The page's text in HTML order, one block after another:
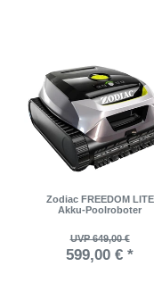
Zodiac FREEDOM LITE
Akku-Poolroboter
UVP 649,00 €
599,00 € *